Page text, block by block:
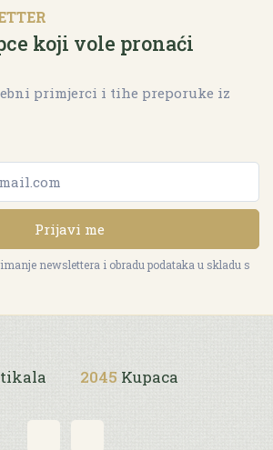
koji vole pronaći
primjerci i tihe preporuke iz
Prijavi me
newslettera i obradu podataka u skladu s
2045 Kupaca